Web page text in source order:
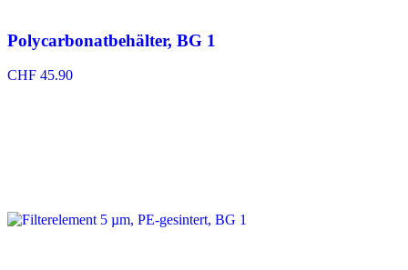
Polycarbonatbehälter, BG 1
CHF 45.90